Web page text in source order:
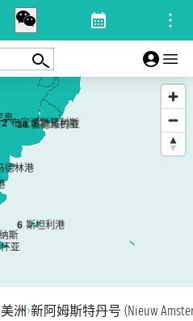
2 布宜诺斯艾利斯
34 蒙德维的亚
德林港
6 斯坦利港
亚
斯
奥
洲›新阿姆斯特丹号 (Nieuw